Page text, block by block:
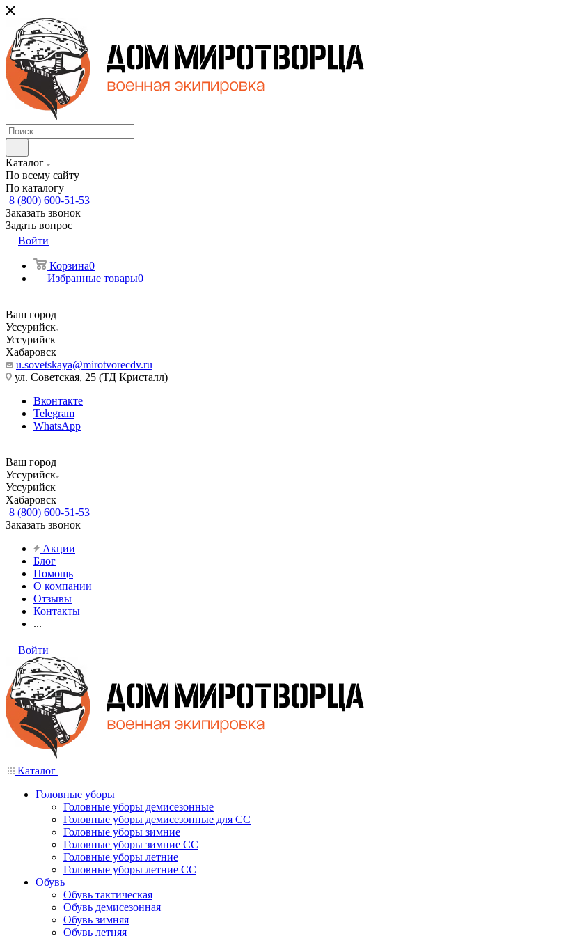
Каталог
По всему сайту
По каталогу
8 (800) 600-51-53
Заказать звонок
Задать вопрос
Войти
Корзина0
Избранные товары0
Ваш город
Уссурийск
Уссурийск
Хабаровск
u.sovetskaya@mirotvorecdv.ru
ул. Советская, 25 (ТД Кристалл)
Вконтакте
Telegram
WhatsApp
Ваш город
Уссурийск
Уссурийск
Хабаровск
8 (800) 600-51-53
Заказать звонок
Акции
Блог
Помощь
О компании
Отзывы
Контакты
...
Войти
Каталог
Головные уборы
Головные уборы демисезонные
Головные уборы демисезонные для СС
Головные уборы зимние
Головные уборы зимние СС
Головные уборы летние
Головные уборы летние СС
Обувь
Обувь тактическая
Обувь демисезонная
Обувь зимняя
Обувь летняя